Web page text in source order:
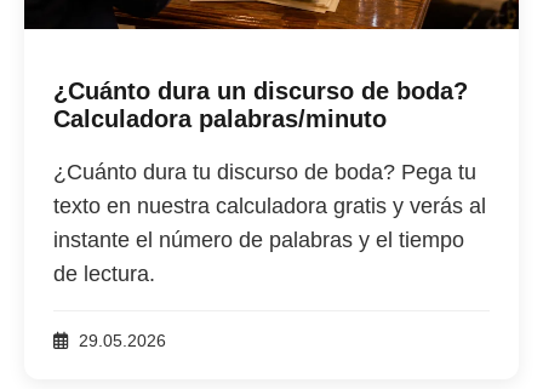
¿Cuánto dura un discurso de boda?
Calculadora palabras/minuto
¿Cuánto dura tu discurso de boda? Pega tu
texto en nuestra calculadora gratis y verás al
instante el número de palabras y el tiempo
de lectura.
29.05.2026